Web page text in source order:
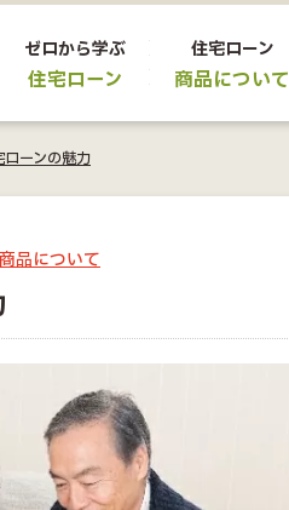
ゼロから学ぶ
住宅ローン
住宅ローン
商品について
ーンの魅力
品について